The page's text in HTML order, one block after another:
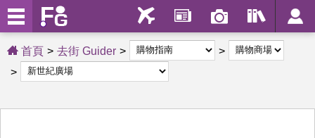
首頁 去街 Guider